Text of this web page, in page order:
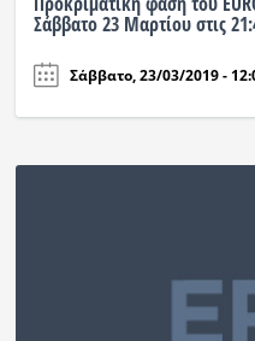
Σάββατο 23 Μαρτίου στις
Σάββατο, 23/03/2019 -